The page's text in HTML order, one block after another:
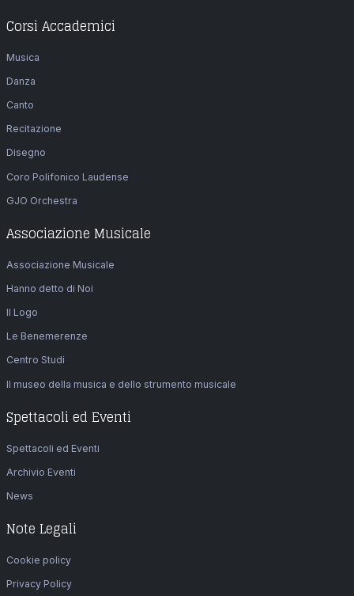
Corsi Accademici
Musica
Danza
Canto
Recitazione
Disegno
Coro Polifonico Laudense
GJO Orchestra
Associazione Musicale
Associazione Musicale
Hanno detto di Noi
Il Logo
Le Benemerenze
Centro Studi
Il museo della musica e dello strumento musicale
Spettacoli ed Eventi
Spettacoli ed Eventi
Archivio Eventi
News
Note Legali
Cookie policy
Privacy Policy